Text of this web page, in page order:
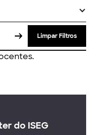
Limpar Filtros
do ISEG